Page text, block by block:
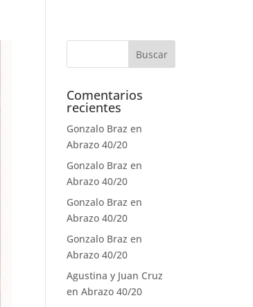
Comentarios
recientes
Gonzalo Braz en
Abrazo 40/20
Gonzalo Braz en
Abrazo 40/20
Gonzalo Braz en
Abrazo 40/20
Gonzalo Braz en
Abrazo 40/20
Agustina y Juan Cruz
enAbrazo 40/20